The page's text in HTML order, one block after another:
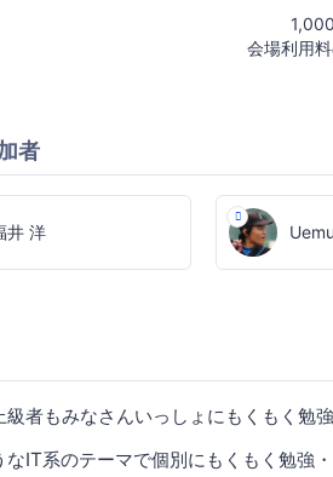
会場利用
者
井 洋
級者もみなさんいっしょにもくもく勉
なIT系のテーマで個別にもくもく勉強